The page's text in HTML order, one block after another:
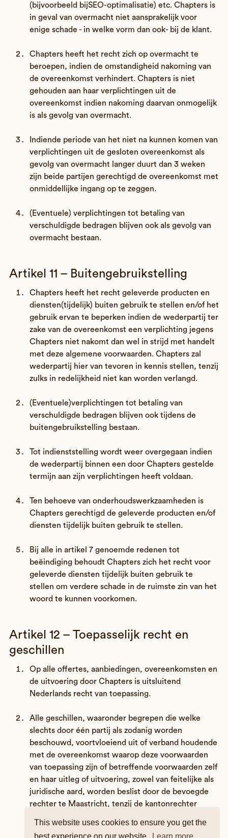
This website uses cookies to ensure you get the
(bijvoorbeeld bijSEO-optimalisatie) etc. Chapters is
in geval van overmacht niet aansprakelijk voor
enige schade - in welke vorm dan ook- bij de klant.
Chapters heeft het recht zich op overmacht te
beroepen, indien de omstandigheid nakoming van
de overeenkomst verhindert. Chapters is niet
gehouden aan haar verplichtingen uit de
overeenkomst indien nakoming daarvan onmogelijk
is als gevolg van overmacht.
Indiende periode van het niet na kunnen komen van
verplichtingen uit de gesloten overeenkomst als
gevolg van overmacht langer duurt dan 3 weken
zijn beide partijen gerechtigd de overeenkomst met
onmiddellijke ingang op te zeggen.
(Eventuele) verplichtingen tot betaling van
verschuldigde bedragen blijven ook als gevolg van
overmacht bestaan.
Artikel 11 – Buitengebruikstelling
Chapters heeft het recht geleverde producten en
diensten(tijdelijk) buiten gebruik te stellen en/of het
gebruik ervan te beperken indien de wederpartij ter
zake van de overeenkomst een verplichting jegens
Chapters niet nakomt dan wel in strijd met handelt
met deze algemene voorwaarden. Chapters zal
wederpartij hier van tevoren in kennis stellen, tenzij
zulks in redelijkheid niet kan worden verlangd.
(Eventuele)verplichtingen tot betaling van
verschuldigde bedragen blijven ook tijdens de
buitengebruikstelling bestaan.
Tot indienststelling wordt weer overgegaan indien
de wederpartij binnen een door Chapters gestelde
termijn aan zijn verplichtingen heeft voldaan.
Ten behoeve van onderhoudswerkzaamheden is
Chapters gerechtigd de geleverde producten en/of
diensten tijdelijk buiten gebruik te stellen.
Bij alle in artikel 7 genoemde redenen tot
beëindiging behoudt Chapters zich het recht voor
geleverde diensten tijdelijk buiten gebruik te
stellen om verdere schade in de ruimste zin van het
woord te kunnen voorkomen.
Artikel 12 – Toepasselijk recht en
geschillen
Op alle offertes, aanbiedingen, overeenkomsten en
de uitvoering door Chapters is uitsluitend
Nederlands recht van toepassing.
Alle geschillen, waaronder begrepen die welke
slechts door één partij als zodanig worden
beschouwd, voortvloeiend uit of verband houdende
met de overeenkomst waarop deze voorwaarden
van toepassing zijn of betreffende voorwaarden zelf
en haar uitleg of uitvoering, zowel van feitelijke als
juridische aard, worden beslist door de bevoegde
rechter te Maastricht, tenzij de kantonrechter